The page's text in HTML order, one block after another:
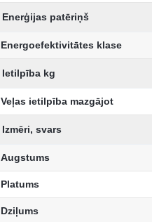
Enerģijas patēriņš
Energoefektivitātes klase
Ietilpība kg
Veļas ietilpība mazgājot
Izmēri, svars
Augstums
Platums
Dziļums